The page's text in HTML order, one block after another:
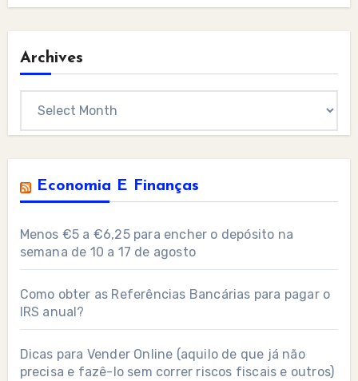
Archives
Economia E Finanças
Menos €5 a €6,25 para encher o depósito na
semana de 10 a 17 de agosto
Como obter as Referências Bancárias para pagar o
IRS anual?
Dicas para Vender Online (aquilo de que já não
precisa e fazê-lo sem correr riscos fiscais e outros)